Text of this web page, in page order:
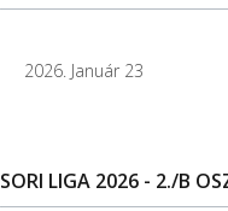
2026. Január 23
SORI LIGA 2026 - 2./B